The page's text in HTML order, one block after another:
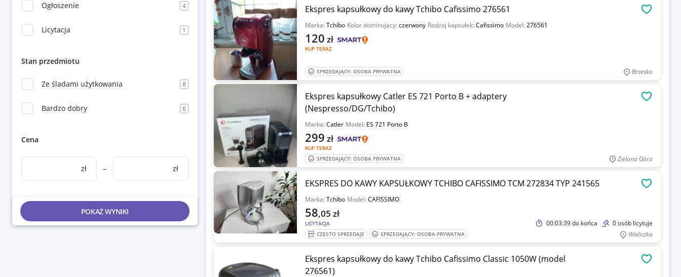
Ogłoszenie 4
Licytacja 1
Stan przedmiotu
Ze śladami użytkowania 8
Bardzo dobry 6
Cena
zł – zł
POKAŻ WYNIKI
Ekspres kapsułkowy do kawy Tchibo Cafissimo 276561
Marka:Tchibo Kolor dominujący:czerwony Rodzaj kapsułek:Cafissimo Model:276561
KUP TERAZ
120 zł
SPRZEDAJĄCY: OSOBA PRYWATNA Brzesko
Ekspres kapsułkowy Catler ES 721 Porto B + adaptery
(Nespresso/DG/Tchibo)
Marka:Catler Model: ES 721 Porto B
KUP TERAZ
299 zł
SPRZEDAJĄCY: OSOBA PRYWATNA Zielona Góra
EKSPRES DO KAWY KAPSUŁKOWY TCHIBO CAFISSIMO TCM 272834 TYP 241565
Marka:Tchibo Model:CAFISSIMO
LICYTACJA
58,05 zł
00:03:39do końca 0 osób licytuje
CZĘSTO SPRZEDAJE SPRZEDAJĄCY: OSOBA PRYWATNA Wieliczka
Ekspres kapsułkowy do kawy Tchibo Cafissimo Classic 1050W (model
276561)